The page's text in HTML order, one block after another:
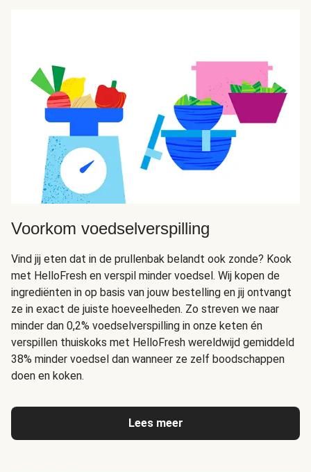
Voorkom voedselverspilling
Vind jij eten dat in de prullenbak belandt ook zonde? Kook
met HelloFresh en verspil minder voedsel. Wij kopen de
ingrediënten in op basis van jouw bestelling en jij ontvangt
ze in exact de juiste hoeveelheden. Zo streven we naar
minder dan 0,2% voedselverspilling in onze keten én
verspillen thuiskoks met HelloFresh wereldwijd gemiddeld
38% minder voedsel dan wanneer ze zelf boodschappen
doen en koken.
Lees meer